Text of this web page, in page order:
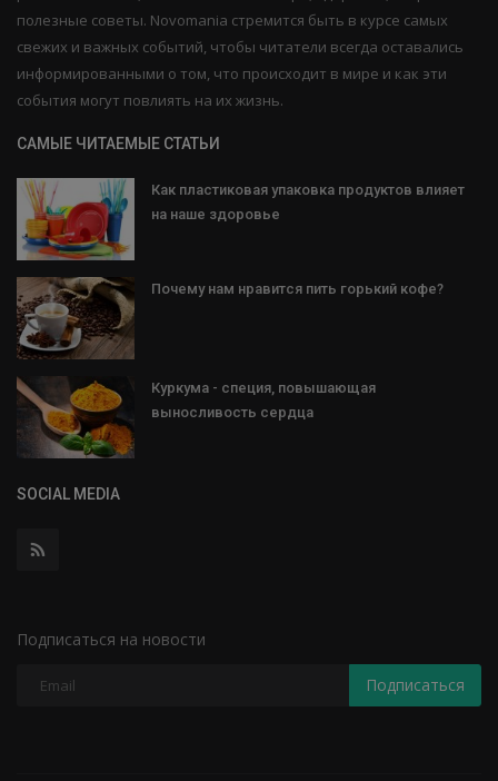
полезные советы. Novomania стремится быть в курсе самых
свежих и важных событий, чтобы читатели всегда оставались
информированными о том, что происходит в мире и как эти
события могут повлиять на их жизнь.
САМЫЕ ЧИТАЕМЫЕ СТАТЬИ
Как пластиковая упаковка продуктов влияет
на наше здоровье
Почему нам нравится пить горький кофе?
Куркума - специя, повышающая
выносливость сердца
SOCIAL MEDIA
Подписаться на новости
Подписаться